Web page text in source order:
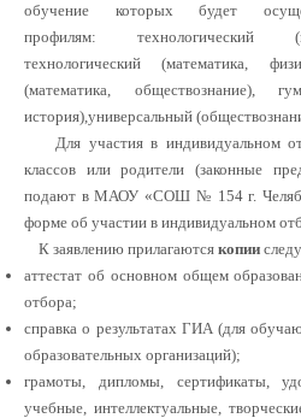
обучение которых будет
профилям: технологический
технологический (математика,
(математика, обществознание),
история),универсальный
Для участия в индивидуальном
классов или родители (законные
подают в МАОУ «СОШ № 154 г.
форме об участии в индивидуальном
К заявлению прилагаются копии
аттестат об основном общем
отбора;
справка о результатах ГИА (для
образовательных организаций);
грамоты, дипломы, сертификаты,
учебные, интеллектуальные,